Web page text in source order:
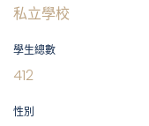
私立學校
學生總數
412
性別